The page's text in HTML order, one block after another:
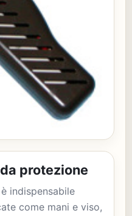
protezione
indispensabile
come mani e viso,